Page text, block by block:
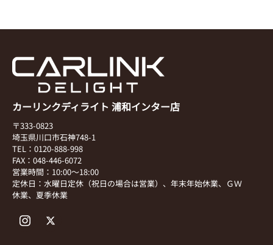
カーリンクディライト 浦和インター店
〒333-0823
埼玉県川口市石神748-1
TEL：0120-888-998
FAX：048-446-6072
営業時間：10:00～18:00
定休日：水曜日定休（祝日の場合は営業）、年末年始休業、ＧＷ
休業、夏季休業